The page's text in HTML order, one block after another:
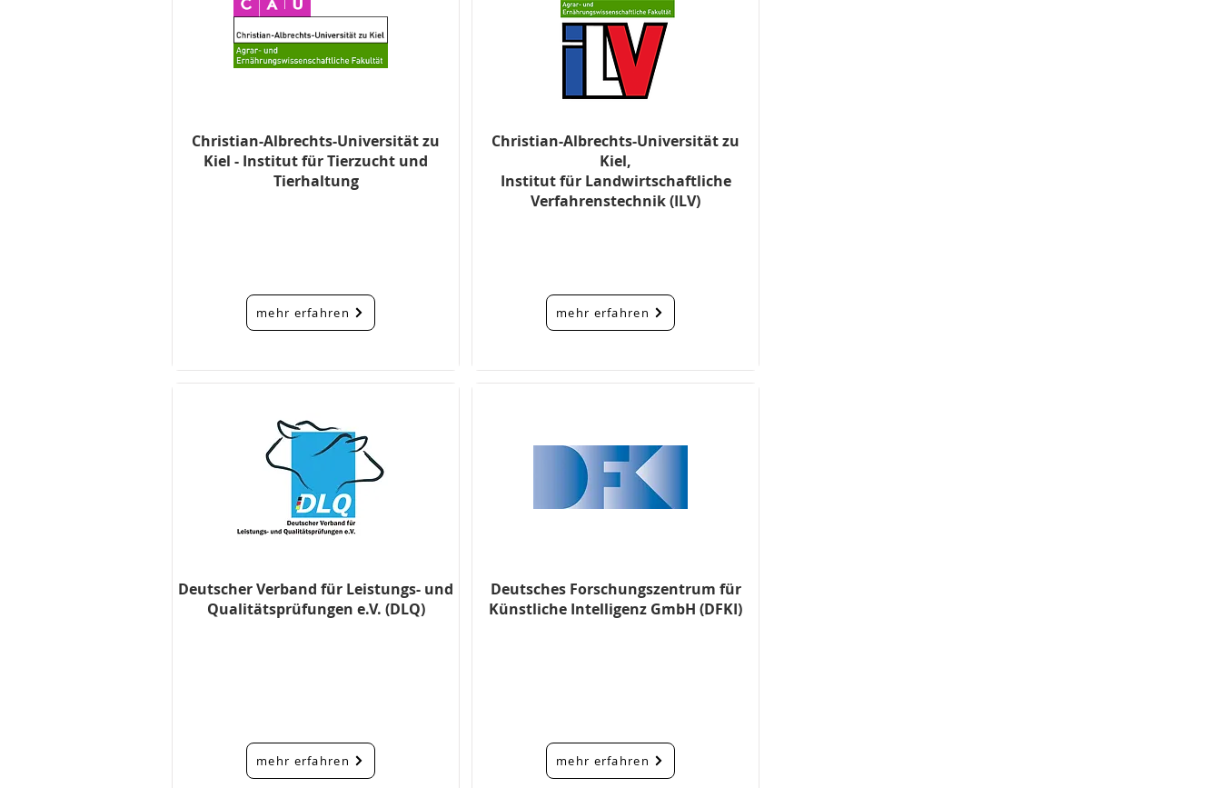
Christian-Albrechts-Universität zu
Kiel - Institut für Tierzucht und
Tierhaltung
mehr erfahren
Deutscher Verband für Leistungs- und
Qualitätsprüfungen e.V. (DLQ)
mehr erfahren
Christian-Albrechts-Universität zu
Kiel,
Institut für Landwirtschaftliche
Verfahrenstechnik (ILV)
mehr erfahren
Deutsches Forschungszentrum für
Künstliche Intelligenz GmbH (DFKI)
mehr erfahren